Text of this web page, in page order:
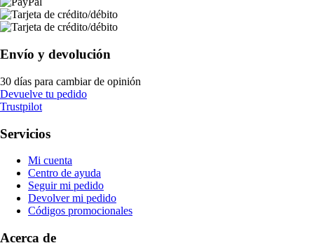
Envío y devolución
30 días para cambiar de opinión
Devuelve tu pedido
Trustpilot
Servicios
Mi cuenta
Centro de ayuda
Seguir mi pedido
Devolver mi pedido
Códigos promocionales
Acerca de